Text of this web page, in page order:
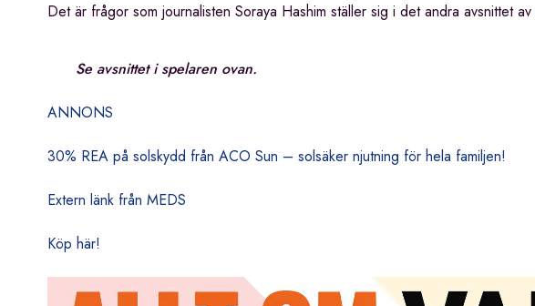
Det är frågor som journalisten Soraya Hashim ställer sig i det andra avsnittet av
Se avsnittet i spelaren ovan.
ANNONS
30% REA på solskydd från ACO Sun – solsäker njutning för hela familjen!
Extern länk från MEDS
Köp här!